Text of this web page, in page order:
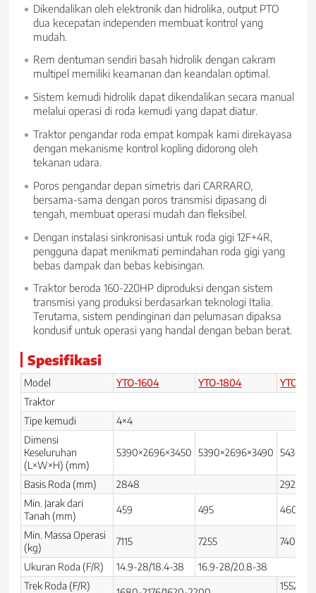
Dikendalikan oleh elektronik dan hidrolika, output PTO
dua kecepatan independen membuat kontrol yang
mudah.
Rem dentuman sendiri basah hidrolik dengan cakram
multipel memiliki keamanan dan keandalan optimal.
Sistem kemudi hidrolik dapat dikendalikan secara manual
melalui operasi di roda kemudi yang dapat diatur.
Traktor pengandar roda empat kompak kami direkayasa
dengan mekanisme kontrol kopling didorong oleh
tekanan udara.
Poros pengandar depan simetris dari CARRARO,
bersama-sama dengan poros transmisi dipasang di
tengah, membuat operasi mudah dan fleksibel.
Dengan instalasi sinkronisasi untuk roda gigi 12F+4R,
pengguna dapat menikmati pemindahan roda gigi yang
bebas dampak dan bebas kebisingan.
Traktor beroda 160-220HP diproduksi dengan sistem
transmisi yang produksi berdasarkan teknologi Italia.
Terutama, sistem pendinginan dan pelumasan dipaksa
kondusif untuk operasi yang handal dengan beban berat.
Spesifikasi
Model YTO-1604 YTO-1804
YTO-
Traktor
Tipe kemudi
4×4
Dimensi
Keseluruhan
(L×W×H) (mm)
5390×2696×3450 5390×2696×3490
Basis Roda (mm) 2848
2928
Min. Jarak dari
Tanah (mm)
459 495 460
Min. Massa Operasi
(kg)
7115 7255 7400
Ukuran Roda (F/R) 14.9-28/18.4-38
16.9-28/20.8-38
Trek Roda (F/R)
1552-